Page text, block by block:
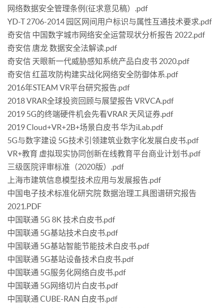
网络数据安全管理条例(征求意见稿）.pdf
YD-T 2706-2014 园区网间用户标识与属性互通技术要求.pdf
奇安信 中国数字城市网络安全运营现状分析报告 2022.pdf
奇安信 唐龙 数据安全法解读.pdf
奇安信 天眼新一代威胁感知系统产品白皮书 2020.pdf
奇安信 红蓝攻防构建实战化网络安全防御体系.pdf
2016年STEAM VR平台研究报告.pdf
2018 VRAR全球投资回顾与展望报告 VRVCA.pdf
2019 5G的终端硬件机会先看VRAR 天风证券.pdf
2019 Cloud+VR+2B+场景白皮书 华为iLab.pdf
5G与数字建设 5G技术引领建筑业数字化发展白皮书.pdf
VR+教育 虚拟现实协同创新在线教育平台商业计划书.pdf
三级医院评审标准（2020版）.pdf
上海市建筑信息模型技术应用与发展报告.pdf
中国电子技术标准化研究院 数据治理工具图谱研究报告
2021.PDF
中国联通 5G 8K 技术白皮书.pdf
中国联通 5G基站技术白皮书.pdf
中国联通 5G基站智能节能技术白皮书.pdf
中国联通 5G基站设备技术白皮书.pdf
中国联通 5G服务化网络白皮书.pdf
中国联通 5G网络切片白皮书.pdf
中国联通 CUBE-RAN 白皮书.pdf